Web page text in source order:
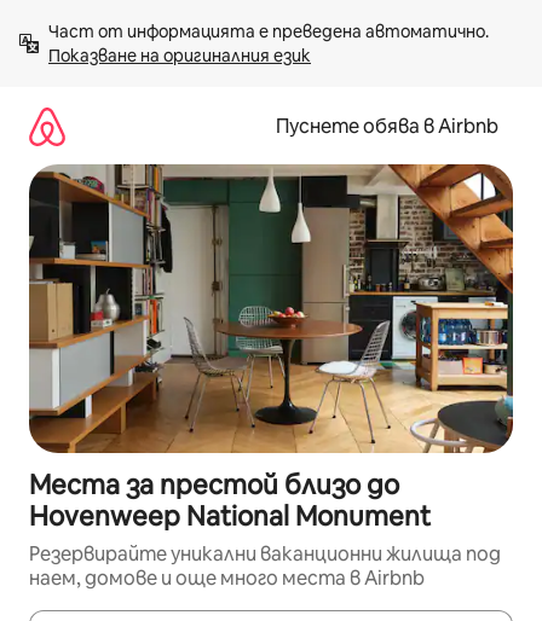
към
съдържанието
Показване на оригиналния език
Пуснете обява в Airbnb
Места за престой близо до
Hovenweep National Monument
Резервирайте уникални ваканционни жилища под
наем, домове и още много места в Airbnb